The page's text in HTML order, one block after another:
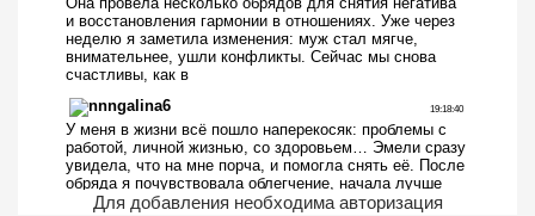
Для добавления необходима авторизация